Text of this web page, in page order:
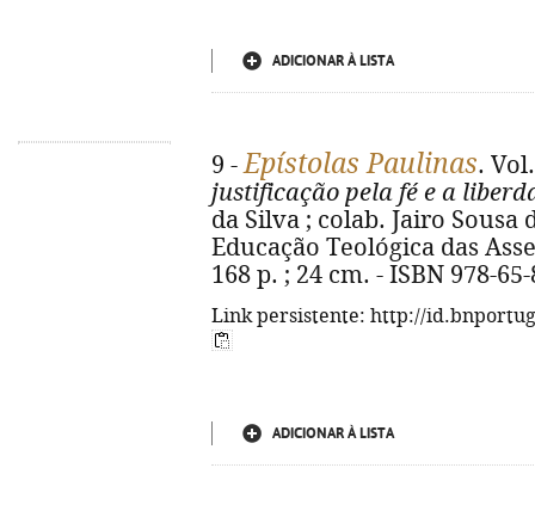
ADICIONAR À LISTA
9 -Epístolas Paulinas.
justificação pela fé e a
da Silva ; colab. Jairo Sousa
Educação Teológica das
168 p. ; 24 cm. - ISBN 978-
Link persistente: http://
ADICIONAR À LISTA